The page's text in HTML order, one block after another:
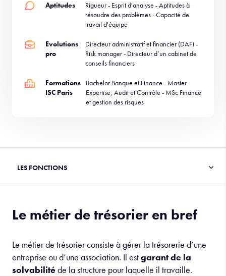
Aptitudes
Rigueur - Esprit d'analyse - Aptitudes à
résoudre des problèmes - Capacité de
travail d'équipe
Evolutions
pro
Directeur administratif et financier (DAF) -
Risk manager - Directeur d’un cabinet de
conseils financiers
Formations
ISC Paris
Bachelor Banque et Finance - Master
Expertise, Audit et Contrôle - MSc Finance
et gestion des risques
Le métier de trésorier en bref
Le métier de trésorier consiste à gérer la trésorerie d’une
entreprise ou d’une association. Il estgarant de la
solvabilitéde la structure pour laquelle il travaille.